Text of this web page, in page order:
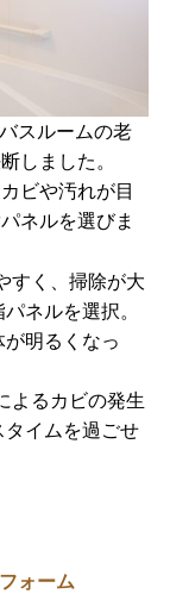
スルームの老
しました。
ビや汚れが目
ネルを選びま
すく、掃除が大
ネルを選択。
明るくなっ
よるカビの発生
イムを過ごせ
ォーム